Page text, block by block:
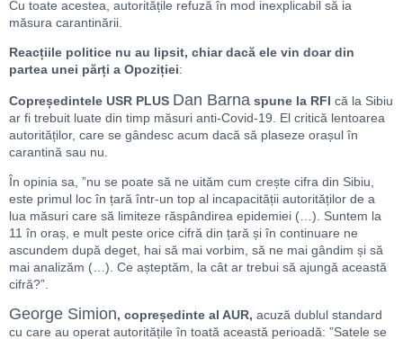
Cu toate acestea, autoritățile refuză în mod inexplicabil să ia
măsura carantinării.
Reacțiile politice nu au lipsit, chiar dacă ele vin doar din
partea unei părți a Opoziției:
Copreședintele USR PLUS Dan Barna spune la RFI că la Sibiu
ar fi trebuit luate din timp măsuri anti-Covid-19. El critică lentoarea
autorităților, care se gândesc acum dacă să plaseze orașul în
carantină sau nu.
În opinia sa, ”nu se poate să ne uităm cum crește cifra din Sibiu,
este primul loc în țară într-un top al incapacității autorităților de a
lua măsuri care să limiteze răspândirea epidemiei (…). Suntem la
11 în oraș, e mult peste orice cifră din țară și în continuare ne
ascundem după deget, hai să mai vorbim, să ne mai gândim și să
mai analizăm (…). Ce așteptăm, la cât ar trebui să ajungă această
cifră?”.​​
George Simion, copreședinte al AUR, acuză dublul standard
cu care au operat autoritățile în toată această perioadă: ”Satele se